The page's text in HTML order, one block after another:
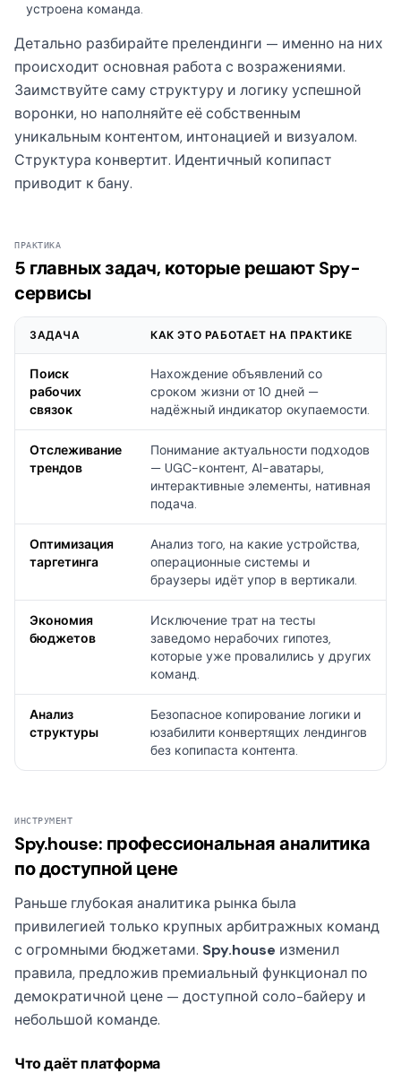
устроена команда.
Детально разбирайте прелендинги — именно на них
происходит основная работа с возражениями.
Заимствуйте саму структуру и логику успешной
воронки, но наполняйте её собственным
уникальным контентом, интонацией и визуалом.
Структура конвертит. Идентичный копипаст
приводит к бану.
ПРАКТИКА
5 главных задач, которые решают Spy-
сервисы
ЗАДАЧА КАК ЭТО РАБОТАЕТ НА ПРАКТИКЕ
Поиск
рабочих
связок
Нахождение объявлений со
сроком жизни от 10 дней —
надёжный индикатор окупаемости.
Отслеживание
трендов
Понимание актуальности подходов
— UGC-контент, AI-аватары,
интерактивные элементы, нативная
подача.
Оптимизация
таргетинга
Анализ того, на какие устройства,
операционные системы и
браузеры идёт упор в вертикали.
Экономия
бюджетов
Исключение трат на тесты
заведомо нерабочих гипотез,
которые уже провалились у других
команд.
Анализ
структуры
Безопасное копирование логики и
юзабилити конвертящих лендингов
без копипаста контента.
ИНСТРУМЕНТ
Spy.house: профессиональная аналитика
по доступной цене
Раньше глубокая аналитика рынка была
привилегией только крупных арбитражных команд
с огромными бюджетами. Spy.house изменил
правила, предложив премиальный функционал по
демократичной цене — доступной соло-байеру и
небольшой команде.
Что даёт платформа